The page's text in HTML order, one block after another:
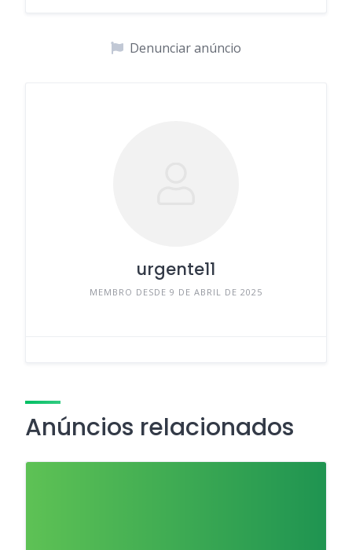
Denunciar anúncio
urgente11
MEMBRO DESDE 9 DE ABRIL DE 2025
Anúncios relacionados